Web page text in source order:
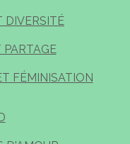
DIVERSITÉ
FÉMINISATION